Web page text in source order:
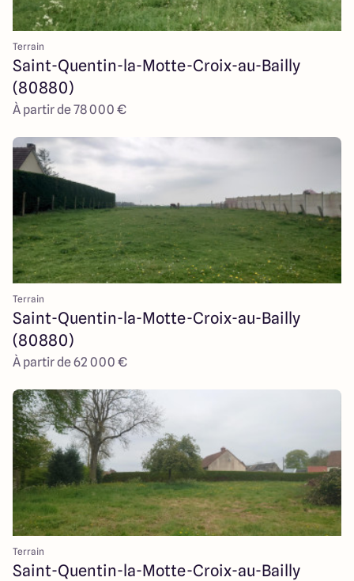
Terrain
Saint-Quentin-la-Motte-Croix-au-Bailly
(80880)
À partir de 78 000 €
Terrain
Saint-Quentin-la-Motte-Croix-au-Bailly
(80880)
À partir de 62 000 €
Terrain
Saint-Quentin-la-Motte-Croix-au-Bailly